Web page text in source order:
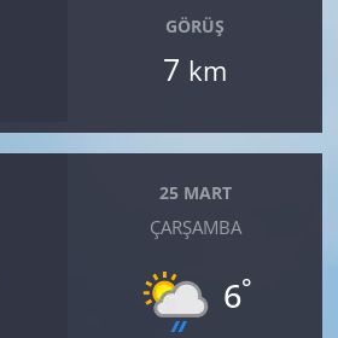
GÖRÜŞ
7 km
25 MART
ÇARŞAMBA
6°